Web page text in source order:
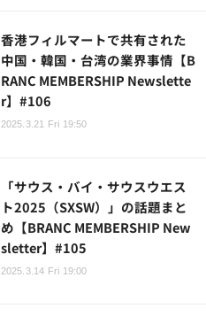
香港フィルマートで共有された
中国・韓国・台湾の業界事情【B
RANC MEMBERSHIP Newslette
r】#106
2025.3.21 Fri 19:50
「サウス・バイ・サウスウエス
ト2025（SXSW）」の話題まと
め【BRANC MEMBERSHIP New
sletter】#105
2025.3.14 Fri 19:00